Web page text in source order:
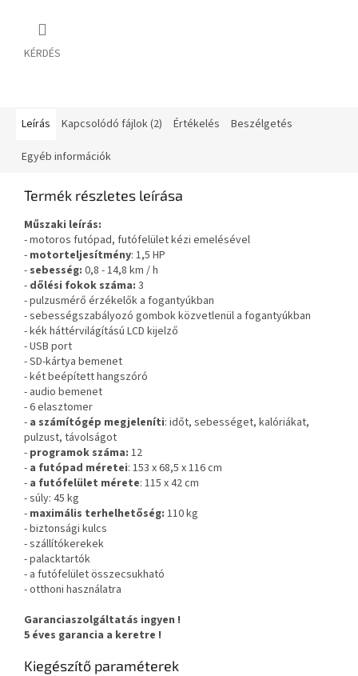
KÉRDÉS
Leírás Kapcsolódó fájlok (2) Értékelés Beszélgetés
Egyéb információk
Termék részletes leírása
Műszaki leírás:
- motoros futópad, futófelület kézi emelésével
- motorteljesítmény: 1,5 HP
- sebesség: 0,8 - 14,8 km / h
- dőlési fokok száma: 3
- pulzusmérő érzékelők a fogantyúkban
- sebességszabályozó gombok közvetlenül a fogantyúkban
- kék háttérvilágítású LCD kijelző
- USB port
- SD-kártya bemenet
- két beépített hangszóró
- audio bemenet
- 6 elasztomer
- a számítógép megjeleníti: időt, sebességet, kalóriákat,
pulzust, távolságot
- programok száma: 12
- a futópad méretei: 153 x 68,5 x 116 cm
- a futófelület mérete: 115 x 42 cm
- súly: 45 kg
- maximális terhelhetőség: 110 kg
- biztonsági kulcs
- szállítókerekek
- palacktartók
- a futófelületösszecsukható
- otthoni használatra
Garanciaszolgáltatás ingyen !
5 éves garancia a keretre !
Kiegészítő paraméterek